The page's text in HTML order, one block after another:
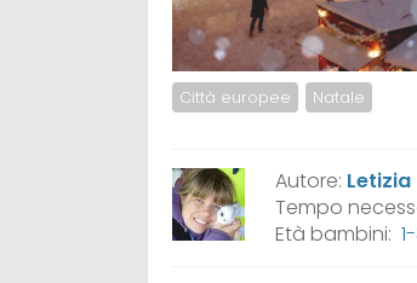
Città europee Natale
Autore: Letizia
Tempo
Età bambini: